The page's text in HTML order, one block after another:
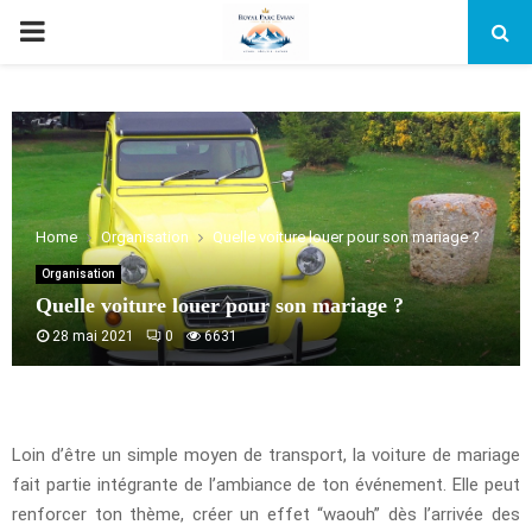
PRIMARY
Home Organisation Quelle voiture louer pour son mariage ?
Organisation
Quelle voiture louer pour son mariage ?
28 mai 2021 0 6631
Loin d’être un simple moyen de transport, la voiture de mariage
fait partie intégrante de l’ambiance de ton événement. Elle peut
renforcer ton thème, créer un effet “waouh” dès l’arrivée des